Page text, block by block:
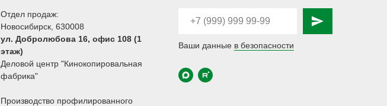
Отдел продаж:
Новосибирск, 630008
ул. Добролюбова 16, офис 108 (1
этаж)
Деловой центр "Кинокопировальная
фабрика"
Производство профилированного
Ваши данные в безопасности